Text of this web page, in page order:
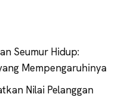
Seumur Hidup:
Mempengaruhinya
Nilai Pelanggan